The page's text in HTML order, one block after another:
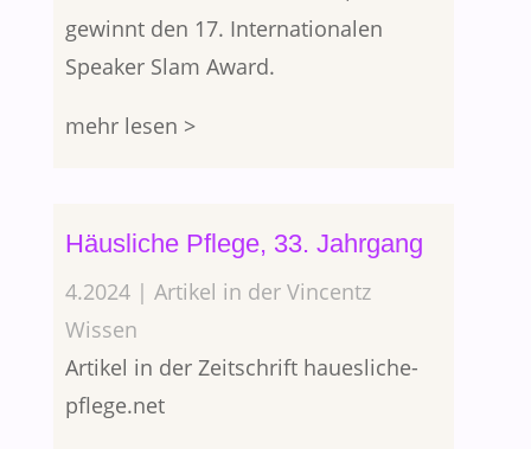
gewinnt den 17. Internationalen
Speaker Slam Award.
mehr lesen >
Häusliche Pflege, 33. Jahrgang
4.2024 | Artikel in der Vincentz
Wissen
Artikel in der Zeitschrift hauesliche-
pflege.net